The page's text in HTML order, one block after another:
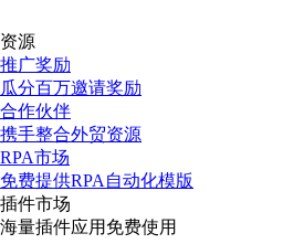
资源
推广奖励
瓜分百万邀请奖励
合作伙伴
携手整合外贸资源
RPA市场
免费提供RPA自动化模版
插件市场
海量插件应用免费使用